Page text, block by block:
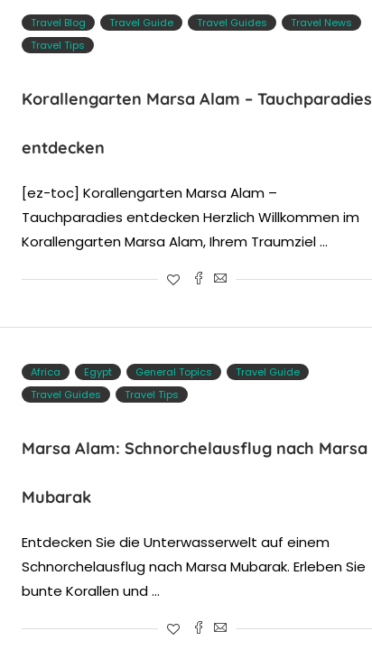
Travel Blog Travel Guide Travel Guides
Travel News
Travel Tips
Korallengarten Marsa Alam – Tauchparadies
entdecken
[ez-toc] Korallengarten Marsa Alam –
Tauchparadies entdecken Herzlich Willkommen im
Korallengarten Marsa Alam, Ihrem Traumziel …
Africa Egypt General Topics
Travel Guide
Travel Guides
Travel Tips
Marsa Alam: Schnorchelausflug nach Marsa
Mubarak
Entdecken Sie die Unterwasserwelt auf einem
Schnorchelausflug nach Marsa Mubarak. Erleben Sie
bunte Korallen und …